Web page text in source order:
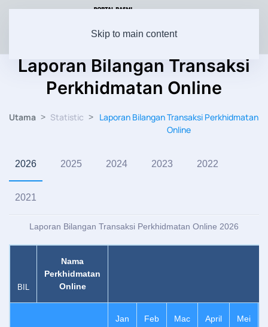
Skip to main content
Laporan Bilangan Transaksi
Perkhidmatan Online
Utama Statistic
Laporan Bilangan Transaksi Perkhidmatan
Online
2026 2025 2024 2023 2022
2021
Laporan Bilangan Transaksi Perkhidmatan Online 2026
BIL
Nama
Perkhidmatan
Online
Jan Feb Mac April Mei